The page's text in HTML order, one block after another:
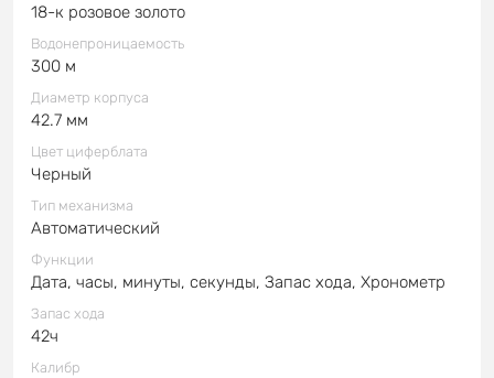
18-к розовое золото
Водонепроницаемость
300 м
Диаметр корпуса
42.7 мм
Цвет циферблата
Черный
Тип механизма
Автоматический
Функции
Дата, часы, минуты, секунды, Запас хода, Хронометр
Запас хода
42ч
Калибр